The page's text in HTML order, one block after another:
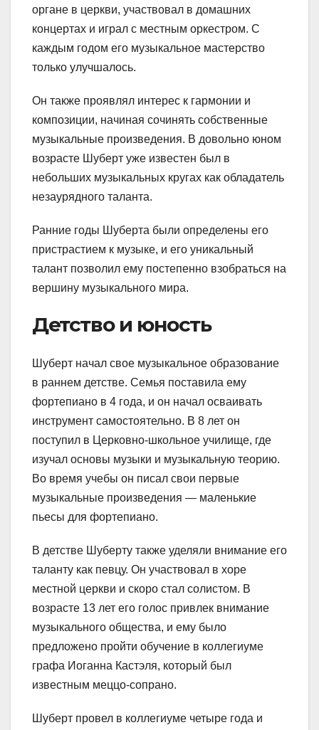
органе в церкви, участвовал в домашних
концертах и играл с местным оркестром. С
каждым годом его музыкальное мастерство
только улучшалось.
Он также проявлял интерес к гармонии и
композиции, начиная сочинять собственные
музыкальные произведения. В довольно юном
возрасте Шуберт уже известен был в
небольших музыкальных кругах как обладатель
незаурядного таланта.
Ранние годы Шуберта были определены его
пристрастием к музыке, и его уникальный
талант позволил ему постепенно взобраться на
вершину музыкального мира.
Детство и юность
Шуберт начал свое музыкальное образование
в раннем детстве. Семья поставила ему
фортепиано в 4 года, и он начал осваивать
инструмент самостоятельно. В 8 лет он
поступил в Церковно-школьное училище, где
изучал основы музыки и музыкальную теорию.
Во время учебы он писал свои первые
музыкальные произведения — маленькие
пьесы для фортепиано.
В детстве Шуберту также уделяли внимание его
таланту как певцу. Он участвовал в хоре
местной церкви и скоро стал солистом. В
возрасте 13 лет его голос привлек внимание
музыкального общества, и ему было
предложено пройти обучение в коллегиуме
графа Иоганна Кастэля, который был
известным меццо-сопрано.
Шуберт провел в коллегиуме четыре года и